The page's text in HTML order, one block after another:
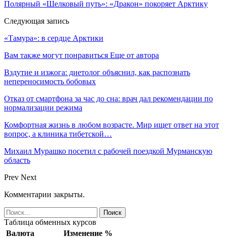
Полярный «Шелковый путь»: «Дракон» покоряет Арктику
Следующая запись
«Тамура»: в сердце Арктики
Вам также могут понравиться Еще от автора
Вздутие и изжога: диетолог объяснил, как распознать
непереносимость бобовых
Отказ от смартфона за час до сна: врач дал рекомендации по
нормализации режима
Комфортная жизнь в любом возрасте. Мир ищет ответ на этот
вопрос, а клиника тибетской…
Михаил Мурашко посетил с рабочей поездкой Мурманскую
область
Prev Next
Комментарии закрыты.
Таблица обменных курсов
Валюта
Изменение %